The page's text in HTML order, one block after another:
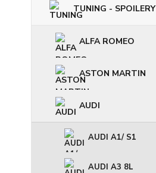
TUNING - SPOILERY
ALFA ROMEO
ASTON MARTIN
AUDI
AUDI A1/ S1
AUDI A3 8L